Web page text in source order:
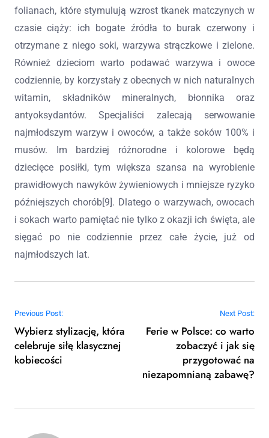
folianach, które stymulują wzrost tkanek matczynych w
czasie ciąży: ich bogate źródła to burak czerwony i
otrzymane z niego soki, warzywa strączkowe i zielone.
Również dzieciom warto podawać warzywa i owoce
codziennie, by korzystały z obecnych w nich naturalnych
witamin, składników mineralnych, błonnika oraz
antyoksydantów. Specjaliści zalecają serwowanie
najmłodszym warzyw i owoców, a także soków 100% i
musów. Im bardziej różnorodne i kolorowe będą
dziecięce posiłki, tym większa szansa na wyrobienie
prawidłowych nawyków żywieniowych i mniejsze ryzyko
późniejszych chorób[9]. Dlatego o warzywach, owocach
i sokach warto pamiętać nie tylko z okazji ich święta, ale
sięgać po nie codziennie przez całe życie, już od
najmłodszych lat.
Nawigacja wpisu
Previous Post:
Wybierz stylizację, która
celebruje siłę klasycznej
kobiecości
Next Post:
Ferie w Polsce: co warto
zobaczyć i jak się
przygotować na
niezapomnianą zabawę?